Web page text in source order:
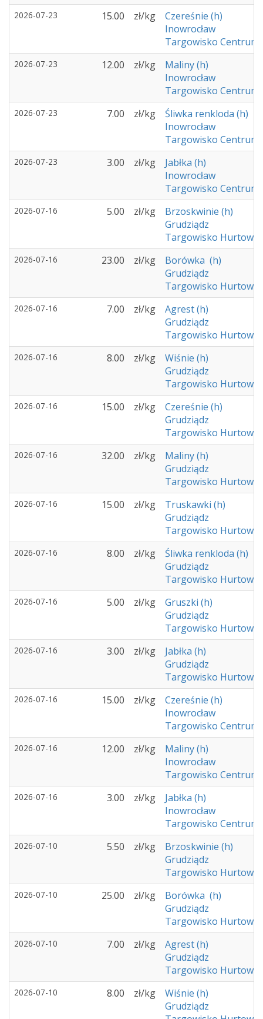
2026-07-23 15.00 zł/kg
Czereśnie (h)
Inowrocław
Targowisko Centrum
2026-07-23 12.00 zł/kg
Maliny (h)
Inowrocław
Targowisko Centrum
2026-07-23 7.00 zł/kg
Śliwka renkloda (h)
Inowrocław
Targowisko Centrum
2026-07-23 3.00 zł/kg
Jabłka (h)
Inowrocław
Targowisko Centrum
2026-07-16 5.00 zł/kg
Brzoskwinie (h)
Grudziądz
Targowisko Hurtowe
2026-07-16 23.00 zł/kg
Borówka (h)
Grudziądz
Targowisko Hurtowe
2026-07-16 7.00 zł/kg
Agrest (h)
Grudziądz
Targowisko Hurtowe
2026-07-16 8.00 zł/kg
Wiśnie (h)
Grudziądz
Targowisko Hurtowe
2026-07-16 15.00 zł/kg
Czereśnie (h)
Grudziądz
Targowisko Hurtowe
2026-07-16 32.00 zł/kg
Maliny (h)
Grudziądz
Targowisko Hurtowe
2026-07-16 15.00 zł/kg
Truskawki (h)
Grudziądz
Targowisko Hurtowe
2026-07-16 8.00 zł/kg
Śliwka renkloda (h)
Grudziądz
Targowisko Hurtowe
2026-07-16 5.00 zł/kg
Gruszki (h)
Grudziądz
Targowisko Hurtowe
2026-07-16 3.00 zł/kg
Jabłka (h)
Grudziądz
Targowisko Hurtowe
2026-07-16 15.00 zł/kg
Czereśnie (h)
Inowrocław
Targowisko Centrum
2026-07-16 12.00 zł/kg
Maliny (h)
Inowrocław
Targowisko Centrum
2026-07-16 3.00 zł/kg
Jabłka (h)
Inowrocław
Targowisko Centrum
2026-07-10 5.50 zł/kg
Brzoskwinie (h)
Grudziądz
Targowisko Hurtowe
2026-07-10 25.00 zł/kg
Borówka (h)
Grudziądz
Targowisko Hurtowe
2026-07-10 7.00 zł/kg
Agrest (h)
Grudziądz
Targowisko Hurtowe
2026-07-10 8.00 zł/kg
Wiśnie (h)
Grudziądz